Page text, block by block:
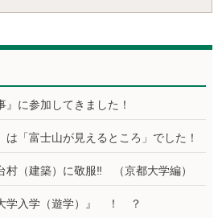
に参加してきました！
「富士山が見えるところ」でした！
村（建築）に敬服‼ （京都大学編）
大学入学（遊学）』 ！ ？